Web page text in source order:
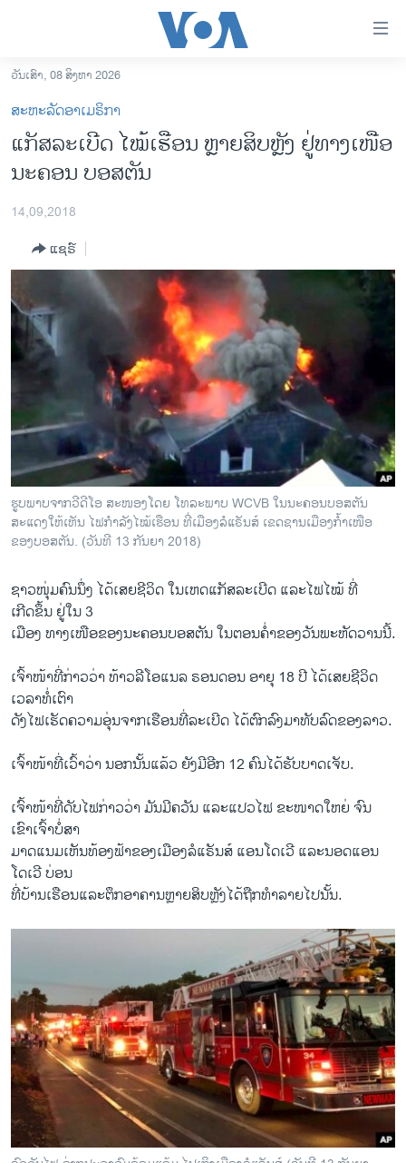
ເຂົ້າ
ຫາ
ຂ້າມ
ຂ້າມ
ຫາ
ລາວ
ຂ່າວ​ຈີນ
ໂລກ
ອິດສະຫຼະພາບດ້ານການຂ່າວ
ຊີວິດຊາວລາວ
ຊຸມຊົນຊາວລາວ
ວິທະຍາສາດ-ເທັກໂນໂລຈີ
ທຸລະກິດ
ພາສາອັງກິດ
ວີດີໂອ
ສຽງ
ລາຍການກະຈາຍສຽງ
ລາຍງານ
ຕິດຕາມພວກເຮົາ ທີ່
ພາສາຕ່າງໆ
ວັນເສົາ, 08 ສິງຫາ 2026
ສະຫະລັດອາເມຣິກາ
ແກັສລະເບີດ ໄໝ້ເຮືອນ ຫຼາຍສິບຫຼັງ ຢູ່ທາງເໜືອ
ນະຄອນ ບອສຕັນ
14,09,2018
ແຊຣ໌
ຮູບພາບຈາກວີດີໂອ ສະໜອງໂດຍ ໂທລະພາບ WCVB ໃນນະຄອນບອສຕັນ
ສະແດງໃຫ້ເຫັນ ໄຟກຳລັງໄໝ້ເຮືອນ ທີ່ເມືອງລໍແຣັນສ໌ ເຂດຊານເມືອງກ້ຳເໜືອ
ຂອງບອສຕັນ. (ວັນທີ 13 ກັນຍາ 2018)
ຊາວໜຸ່ມຄົນນຶ່ງ ໄດ້ເສຍຊີວິດ ໃນເຫດແກັສລະເບີດ ແລະໄຟໄໝ້ ທີ່
ເກີດຂຶ້ນ ຢູ່ໃນ 3
ເມືອງ ທາງເໜືອຂອງນະຄອນບອສຕັນ ໃນຕອນຄ່ຳຂອງວັນພະຫັດວານນີ້.
ເຈົ້າໜ້າທີ່ກ່າວວ່າ ທ້າວລີໂອແນລ ຣອນດອນ ອາຍຸ 18 ປີ ໄດ້ເສຍຊີວິດ
ເວລາທໍ່ເຕົາ
ດັງໄຟເຮັດຄວາມອຸ່ນຈາກເຮືອນທີ່ລະເບີດ ໄດ້ຕົກລົງມາທັບລົດຂອງລາວ.
ເຈົ້າໜ້າທີ່ເວົ້າວ່າ ນອກນັ້ນແລ້ວ ຍັງມີອີກ 12 ຄົນໄດ້ຮັບບາດເຈັບ.
ເຈົ້າໜ້າທີ່ດັບໄຟກ່າວວ່າ ມັນມີຄວັນ ແລະແປວໄຟ ຂະໜາດໃຫຍ່ ຈົນ
ເຂົາເຈົ້າບໍ່ສາ
ມາດແນມເຫັນທ້ອງຟ້າຂອງເມືອງລໍແຣັນສ໌ ແອນໂດເວີ ແລະນອດແອນ
ໂດເວີ ບ່ອນ
ທີ່ບ້ານເຮືອນແລະຕຶກອາຄານຫຼາຍສິບຫຼັງໄດ້ຖືກທຳລາຍໄປນັ້ນ.